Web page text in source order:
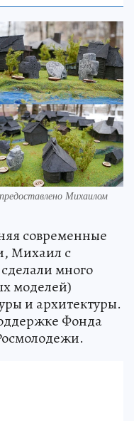
Михаилом
современные
Михаил с
много
моделей)
и архитектуры.
Фонда